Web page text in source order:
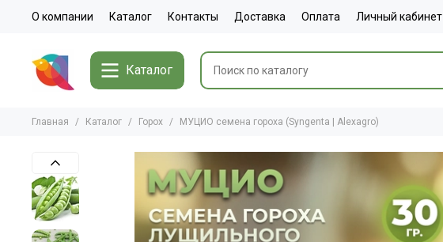
О компании Каталог Контакты Доставка Оплата Личный кабинет
Каталог
Главная Каталог Горох МУЦИО семена гороха (Syngenta | Alexagro)